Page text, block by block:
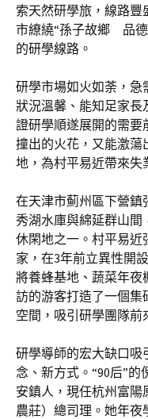
索天然研學旅，線路豐
市繚繞“孫子故鄉 品德
的研學線路。
研學市場如火如荼，急
狀況溫馨、能知足家長
證研學順遂展開的需要
撞出的火花，又能激蕩
地，為村平易近帶來失
在天津市薊州區下營鎮
秀湖水庫與綿延群山間
休閑地之一。村平易近
家，在3年前立異性開
將養蜂基地、蔬菜年夜
訪的游客打造了一個集
空間，吸引研學團隊前
研學導師的宏大缺口吸
念、新方式。“90后”
安鎮人，現任杭州富
農莊）總司理。她年